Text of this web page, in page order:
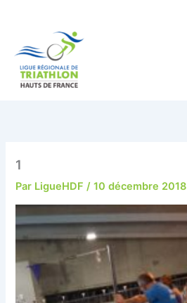
1
Par LigueHDF/10 décembre 2018